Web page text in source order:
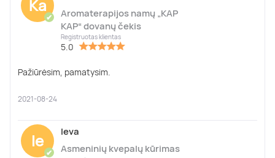
Ka
✔
Aromaterapijos namų „KAP
KAP“ dovanų čekis
Registruotas klientas
5.0
Pažiūrėsim, pamatysim.
2021-08-24
Ie
✔
Ieva
Asmeninių kvepalų kūrimas